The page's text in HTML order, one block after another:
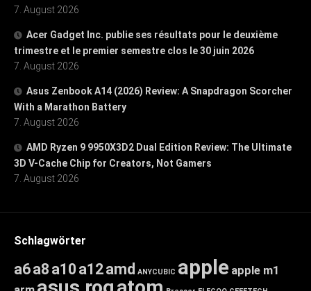
7. August 2026
Acer Gadget Inc. publie ses résultats pour le deuxième
trimestre et le premier semestre clos le 30 juin 2026
7. August 2026
Asus Zenbook A14 (2026) Review: A Snapdragon Scorcher
With a Marathon Battery
7. August 2026
AMD Ryzen 9 9950X3D2 Dual Edition Review: The Ultimate
3D V-Cache Chip for Creators, Not Gamers
7. August 2026
Schlagwörter
a6a8 a10 a12amd ANYCUBIC apple apple m1